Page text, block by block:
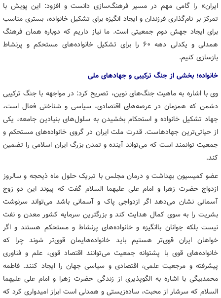
ایران» را گامی مهم در مسیر فرهنگ‌سازی دانست و افزود: این پویش با
تمرکز بر نام‌گذاری فرزندان و ایجاد انگیزه برای تشکیل خانواده، بستری مناسب
برای ایجاد جهش دوم جمعیتی است. ما نیاز داریم که دوباره همان فرهنگ
همدلی و یکدلی دهه ۶۰ را برای تشکیل خانواده‌های مستحکم و پرنشاط
بازسازی کنیم.
خانواده؛ بخشی از جنگ ترکیبی و جهادهای ملی
وی با اشاره به ماهیت جنگ‌های نوین، تصریح کرد: در مواجهه با جنگ ترکیبی
دشمن که همزمان در عرصه‌های اقتصادی، سیاسی و شناختی فعال است،
جهاد تشکیل خانواده و استحکام بخشیدن به سلول‌های بنیادین جامعه، یکی
از حیاتی‌ترین جهادهاست. قدرت ملت ایران در گروی خانواده‌های مستحکم و
جمعیت توانمند است که می‌تواند آینده و تمدن بزرگ ایران اسلامی را تضمین
کند.
عضو کمیسیون بهداشت و درمان مجلس با تبریک حلول ماه ذیحجه و سالروز
ازدواج حضرت زهرا و امام علی علیهما السلام گفت که پیوند این دو زوج
آسمانی نشان می‌دهد اگر ازدواجی پاک و آسمانی باشد می‌تواند سرنوشت
بشریت را به سوی کمال هدایت کند و بزرگترین سرمایه کشور معدن و نفت
نیست بلکه جوانان باانگیزه و خانواده‌های پرنشاط و مستحکم هستند و اگر
خواهان ایران قوی‌تر هستیم باید خانواده‌هایمان قوی‌تر شوند چرا که
خانواده‌های قوی با پشتوانه جمعیت می‌توانند اقتصاد قوی، علم و فناوری
پیشرفته و مرجعیت علمی، اقتصادی و سیاسی جهان را ایجاد کنند. فاطمه
محمدبیگی با اشاره به الگوپذیری از زندگی حضرت زهرا و امام علی علیهما
السلام که سرشار از محبت، ساده‌زیستی و همدلی است ابراز امیدواری کرد که